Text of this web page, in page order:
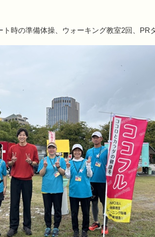
時の準備体操、ウォーキング教室2回、PR